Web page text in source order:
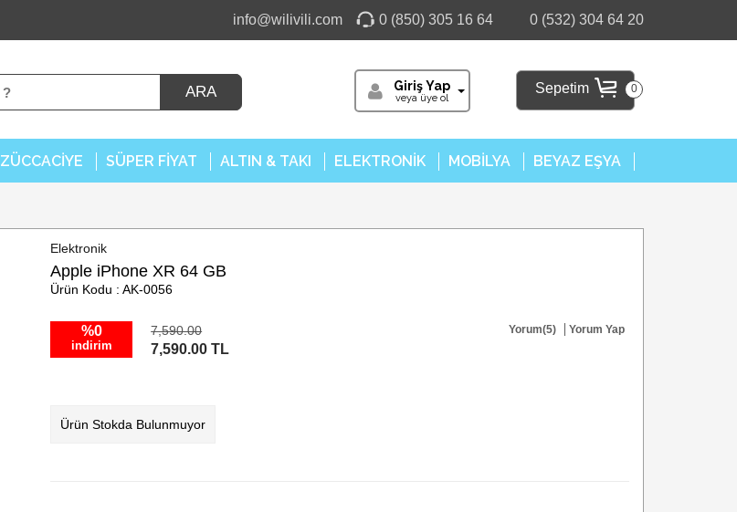
info@wilivili.com 0 (850) 305 16 64 0 (532) 304 64 20
ARA 0
Sepetim
Giriş Yap
veya üye ol
ZÜCCACİYE SÜPER FİYAT ALTIN & TAKI ELEKTRONİK MOBİLYA BEYAZ EŞYA
Elektronik
Apple iPhone XR 64 GB
Ürün Kodu : AK-0056
%0
indirim
7,590.00
7,590.00 TL
Yorum(5) Yorum Yap
Ürün Stokda Bulunmuyor